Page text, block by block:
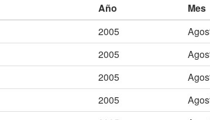
Año
Mes
2005
2005
2005
2005